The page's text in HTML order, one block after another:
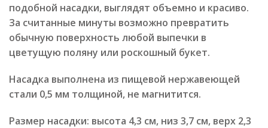
подобной насадки, выглядят объемно и красиво.
За считанные минуты возможно превратить
обычную поверхность любой выпечки в
цветущую поляну или роскошный букет.
Насадка выполнена из пищевой нержавеющей
стали 0,5 мм толщиной, не магнитится.
Размер насадки: высота 4,3 см, низ 3,7 см, верх 2,3